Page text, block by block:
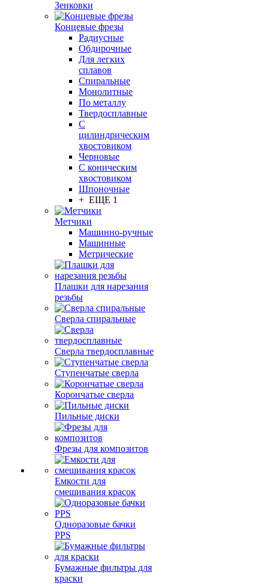
Зенковки
Концевые фрезы
Радиусные
Обдирочные
Для легких
сплавов
Спиральные
Монолитные
По металлу
Твердосплавные
С
цилиндрическим
хвостовиком
Черновые
С коническим
хвостовиком
Шпоночные
+ ЕЩЕ 1
Метчики
Машинно-ручные
Машинные
Метрические
Плашки для нарезания
резьбы
Сверла спиральные
Сверла твердосплавные
Ступенчатые сверла
Корончатые сверла
Пильные диски
Фрезы для композитов
Емкости для
смешивания красок
Одноразовые бачки
PPS
Бумажные фильтры для
краски